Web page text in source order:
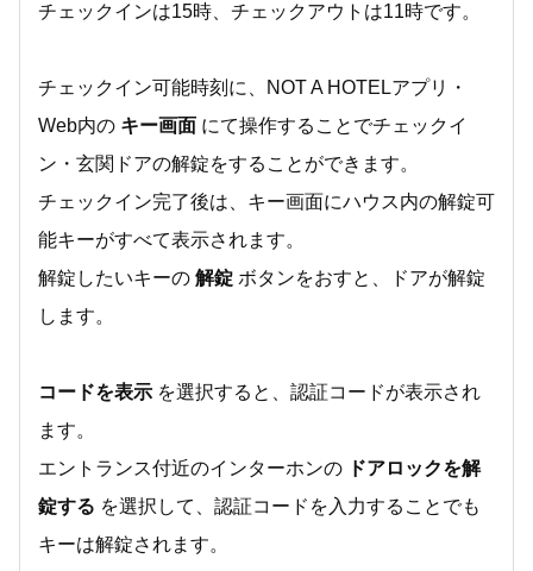
チェックインは15時、チェックアウトは11時です。
チェックイン可能時刻に、NOT A HOTELアプリ・
Web内の キー画面 にて操作することでチェックイ
ン・玄関ドアの解錠をすることができます。
チェックイン完了後は、キー画面にハウス内の解錠可
能キーがすべて表示されます。
解錠したいキーの 解錠 ボタンをおすと、ドアが解錠
します。
コードを表示 を選択すると、認証コードが表示され
ます。
エントランス付近のインターホンの
ドアロックを解
錠する を選択して、認証コードを入力することでも
キーは解錠されます。